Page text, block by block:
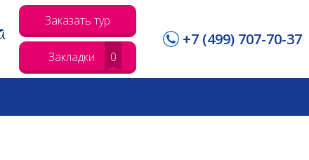
Заказать тур
Закладки 0
+7 (499) 707-70-37